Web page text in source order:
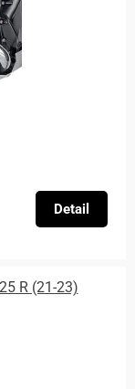
Detail
R (21-23)